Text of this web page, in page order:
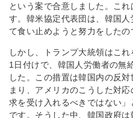
という案で合意しました。こ
す。韓米協定代表団は、韓国
て食い止めようと努力をしたの
しかし、トランプ大統領はこ
1日付けで、韓国人労働者の無
した。この措置は韓国内の反
まり、アメリカのこうした対
求を受け入れるべきではない
です。そうした中、韓国政府